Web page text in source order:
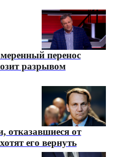
перенос
разрывом
отказавшиеся от
его вернуть